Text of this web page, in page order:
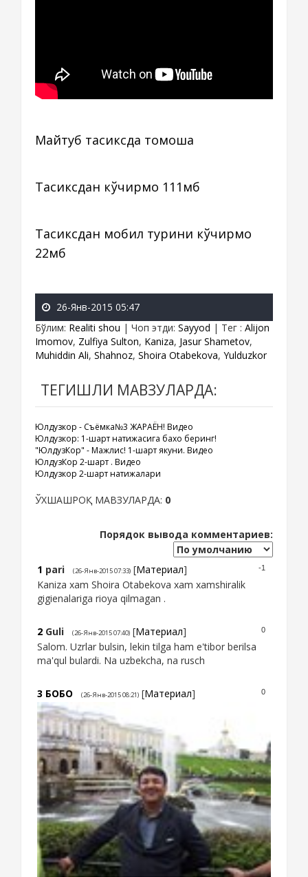
Майтуб тасиксда томоша
Тасиксдан кўчирмоқ 111мб
Тасиксдан мобил турини кўчирмоқ
22мб
26-Янв-2015 05:47
Бўлим: Realiti shou | Чоп этди: Sayyod | Тег : Alijon
Imomov, Zulfiya Sulton, Kaniza, Jasur Shametov,
Muhiddin Ali, Shahnoz, Shoira Otabekova, Yulduzkor
ТЕГИШЛИ МАВЗУЛАРДА:
Юлдузкор - Съёмка№3 ЖАРАЁН! Видео
Юлдузкор: 1-шарт натижасига бахо беринг!
"ЮлдузКор" - Мажлис! 1-шарт якуни. Видео
ЮлдузКор 2-шарт . Видео
Юлдузкор 2-шарт натижалари
ЎХШАШРОҚ МАВЗУЛАРДА: 0
Порядок вывода комментариев:
-1
1 pari (26-Янв-2015 07:33) [Материал]
Kaniza xam Shoira Otabekova xam xamshiralik
gigienalariga rioya qilmagan .
0
2 Guli (26-Янв-2015 07:40) [Материал]
Salom. Uzrlar bulsin, lekin tilga ham e'tibor berilsa
ma'qul bulardi. Na uzbekcha, na rusch
0
3 БОБО (26-Янв-2015 08:21) [Материал]